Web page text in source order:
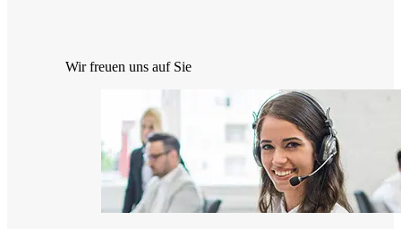
Wir freuen uns auf Sie